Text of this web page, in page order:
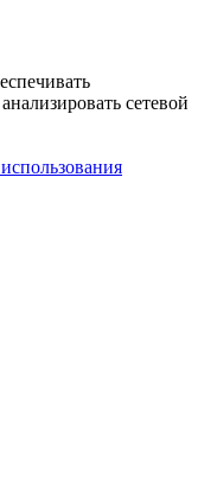
сетевой